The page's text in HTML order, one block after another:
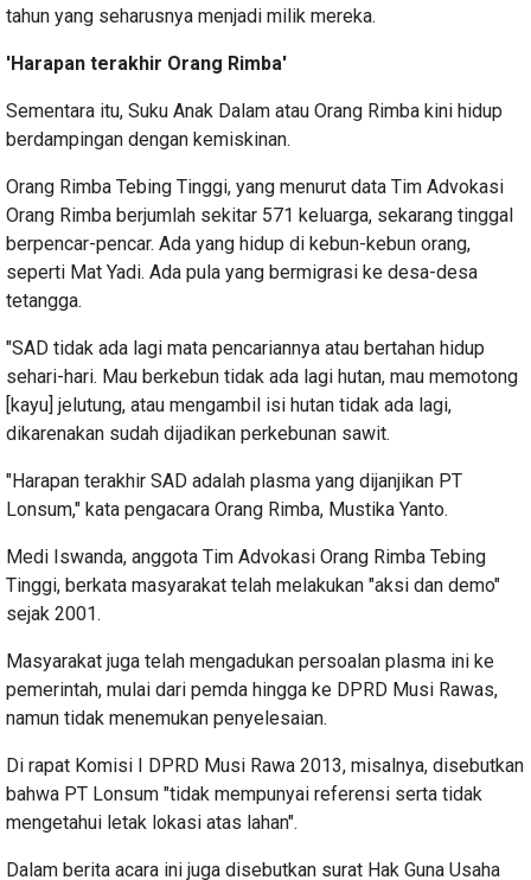
tahun yang seharusnya menjadi milik mereka.
'Harapan terakhir Orang Rimba'
Sementara itu, Suku Anak Dalam atau Orang Rimba kini hidup
berdampingan dengan kemiskinan.
Orang Rimba Tebing Tinggi, yang menurut data Tim Advokasi
Orang Rimba berjumlah sekitar 571 keluarga, sekarang tinggal
berpencar-pencar. Ada yang hidup di kebun-kebun orang,
seperti Mat Yadi. Ada pula yang bermigrasi ke desa-desa
tetangga.
"SAD tidak ada lagi mata pencariannya atau bertahan hidup
sehari-hari. Mau berkebun tidak ada lagi hutan, mau memotong
[kayu] jelutung, atau mengambil isi hutan tidak ada lagi,
dikarenakan sudah dijadikan perkebunan sawit.
"Harapan terakhir SAD adalah plasma yang dijanjikan PT
Lonsum," kata pengacara Orang Rimba, Mustika Yanto.
Medi Iswanda, anggota Tim Advokasi Orang Rimba Tebing
Tinggi, berkata masyarakat telah melakukan "aksi dan demo"
sejak 2001.
Masyarakat juga telah mengadukan persoalan plasma ini ke
pemerintah, mulai dari pemda hingga ke DPRD Musi Rawas,
namun tidak menemukan penyelesaian.
Di rapat Komisi I DPRD Musi Rawa 2013, misalnya, disebutkan
bahwa PT Lonsum "tidak mempunyai referensi serta tidak
mengetahui letak lokasi atas lahan".
Dalam berita acara ini juga disebutkan surat Hak Guna Usaha